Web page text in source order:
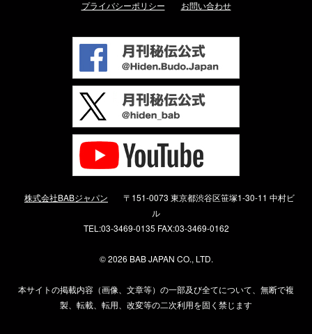
プライバシーポリシー
お問い合わせ
株式会社BABジャパン
〒151-0073 東京都渋谷区笹塚1-30-11 中村ビ
ル
TEL:03-3469-0135 FAX:03-3469-0162
©2026 BAB JAPAN CO., LTD.
本サイトの掲載内容（画像、文章等）の一部及び全てについて、無断で複
製、転載、転用、改変等の二次利用を固く禁じます